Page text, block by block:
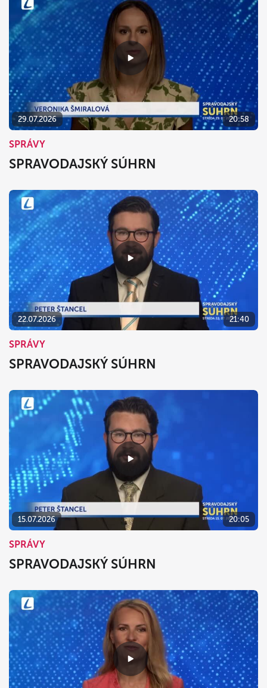
29.07.2026 20:58
SPRÁVY
SPRAVODAJSKÝ SÚHRN
22.07.2026 21:40
SPRÁVY
SPRAVODAJSKÝ SÚHRN
15.07.2026 20:05
SPRÁVY
SPRAVODAJSKÝ SÚHRN